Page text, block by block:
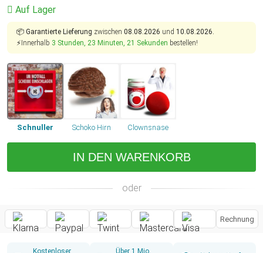
Auf Lager
📦 Garantierte Lieferung zwischen 08.08.2026 und 10.08.2026.
⚡Innerhalb 3 Stunden, 23 Minuten, 20 Sekunden bestellen!
Schnuller Schoko Hirn Clownsnase
IN DEN WARENKORB
oder
Rechnung
Kostenloser
Über 1 Mio.